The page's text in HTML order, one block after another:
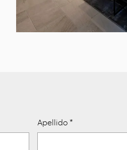
Apellido*